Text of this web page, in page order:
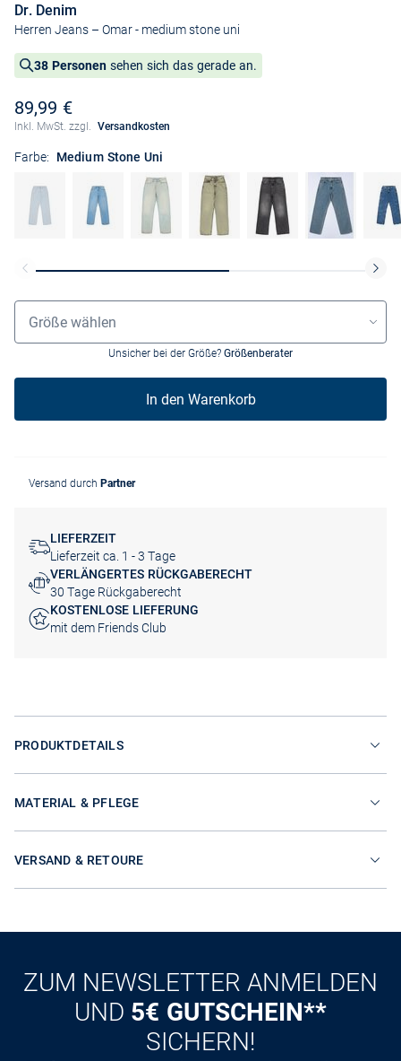
Dr. Denim
Herren Jeans – Omar- medium stone uni
38 Personen sehen sich das gerade an.
89,99 €
Inkl. MwSt. zzgl. Versandkosten
Farbe: Medium Stone Uni
Grössenauswahl
Größe wählen
Unsicher bei der Größe? Größenberater
In den Warenkorb
Versand durch Partner
LIEFERZEIT
Lieferzeit ca. 1 - 3 Tage
VERLÄNGERTES RÜCKGABERECHT
30 Tage Rückgaberecht
KOSTENLOSE LIEFERUNG
mit dem Friends Club
PRODUKTDETAILS
MATERIAL & PFLEGE
VERSAND & RETOURE
ZUM NEWSLETTER ANMELDEN
UND 5€ GUTSCHEIN**
SICHERN!